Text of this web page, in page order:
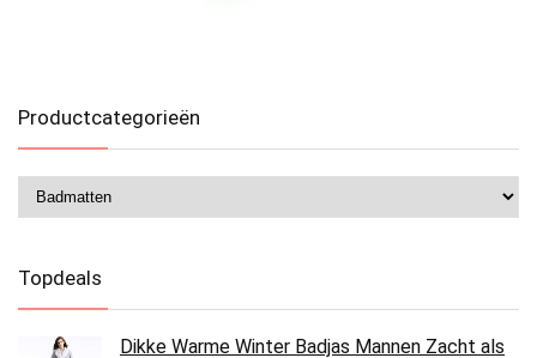
Productcategorieën
Topdeals
Dikke Warme Winter Badjas Mannen Zacht als